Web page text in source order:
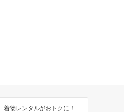
着物レンタルがおトクに！